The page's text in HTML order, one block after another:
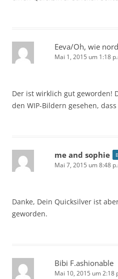
Eeva/Oh, wie
Mai 1, 2015 um 1:18
Der ist wirklich gut geworden!
den WIP-Bildern gesehen,
me and sophie
Mai 7, 2015 um 8:48
Danke, Dein Quicksilver ist
geworden.
Bibi F.ashionable
Mai 10, 2015 um 2:18